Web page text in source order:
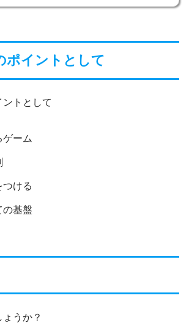
ポイントとして
トとして
ーム
ける
の基盤
うか？